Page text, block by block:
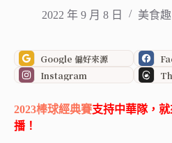
2022 年 9 月 8 日 美食趣
Google 偏好來源
Instagram
2023棒球經典賽支持中華隊，
播！